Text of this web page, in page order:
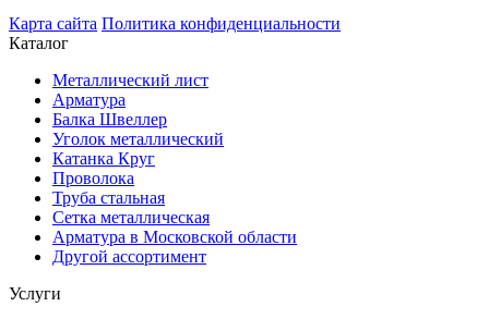
Карта сайта Политика конфиденциальности
Каталог
Металлический лист
Арматура
Балка Швеллер
Уголок металлический
Катанка Круг
Проволока
Труба стальная
Сетка металлическая
Арматура в Московской области
Другой ассортимент
Услуги